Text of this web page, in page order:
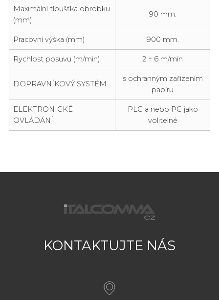
Maximální tloušťka obrobku
(mm)
90 mm.
Pracovní výška (mm) 900 mm.
Rychlost posuvu (m/min) 2 ÷ 6 m/min
DOPRAVNÍKOVÝ SYSTÉM
s ochranným zařízením
papíru
ELEKTRONICKÉ
OVLÁDÁNÍ
PLC a nebo PC jako
volitelné
KONTAKTUJTE NÁS